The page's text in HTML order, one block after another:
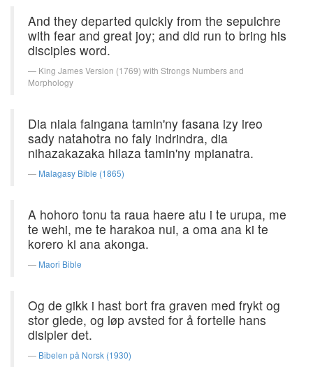
And they departed quickly from the sepulchre
with fear and great joy; and did run to bring his
disciples word.
King James Version (1769) with Strongs Numbers and
Morphology
Dia niala faingana tamin'ny fasana izy ireo
sady natahotra no faly indrindra, dia
nihazakazaka hilaza tamin'ny mpianatra.
Malagasy Bible (1865)
A hohoro tonu ta raua haere atu i te urupa, me
te wehi, me te harakoa nui, a oma ana ki te
korero ki ana akonga.
Maori Bible
Og de gikk i hast bort fra graven med frykt og
stor glede, og løp avsted for å fortelle hans
disipler det.
Bibelen på Norsk (1930)